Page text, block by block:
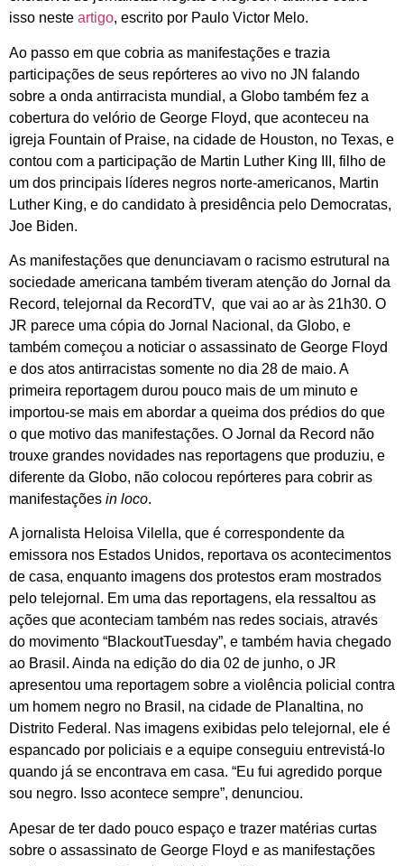
isso neste artigo, escrito por Paulo Victor Melo.
Ao passo em que cobria as manifestações e trazia
participações de seus repórteres ao vivo no JN falando
sobre a onda antirracista mundial, a Globo também fez a
cobertura do velório de George Floyd, que aconteceu na
igreja Fountain of Praise, na cidade de Houston, no Texas, e
contou com a participação de Martin Luther King III, filho de
um dos principais líderes negros norte-americanos, Martin
Luther King, e do candidato à presidência pelo Democratas,
Joe Biden.
As manifestações que denunciavam o racismo estrutural na
sociedade americana também tiveram atenção do Jornal da
Record, telejornal da RecordTV, que vai ao ar às 21h30. O
JR parece uma cópia do Jornal Nacional, da Globo, e
também começou a noticiar o assassinato de George Floyd
e dos atos antirracistas somente no dia 28 de maio. A
primeira reportagem durou pouco mais de um minuto e
importou-se mais em abordar a queima dos prédios do que
o que motivo das manifestações. O Jornal da Record não
trouxe grandes novidades nas reportagens que produziu, e
diferente da Globo, não colocou repórteres para cobrir as
manifestações in loco.
A jornalista Heloisa Vilella, que é correspondente da
emissora nos Estados Unidos, reportava os acontecimentos
de casa, enquanto imagens dos protestos eram mostrados
pelo telejornal. Em uma das reportagens, ela ressaltou as
ações que aconteciam também nas redes sociais, através
do movimento “BlackoutTuesday”, e também havia chegado
ao Brasil. Ainda na edição do dia 02 de junho, o JR
apresentou uma reportagem sobre a violência policial contra
um homem negro no Brasil, na cidade de Planaltina, no
Distrito Federal. Nas imagens exibidas pelo telejornal, ele é
espancado por policiais e a equipe conseguiu entrevistá-lo
quando já se encontrava em casa. “Eu fui agredido porque
sou negro. Isso acontece sempre”, denunciou.
Apesar de ter dado pouco espaço e trazer matérias curtas
sobre o assassinato de George Floyd e as manifestações